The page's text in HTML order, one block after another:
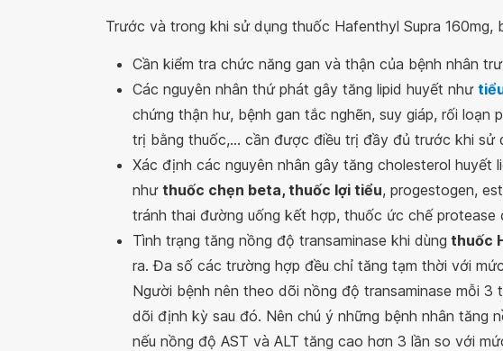
Trước và trong khi sử dụng thuốc Hafenthyl Supra 160mg,
Cần kiểm tra chức năng gan và thận của bệnh nhân
Các nguyên nhân thứ phát gây tăng lipid huyết như
chứng thận hư, bệnh gan tắc nghẽn, suy giáp, rối loạn
trị bằng thuốc,... cần được điều trị đầy đủ trước khi sử
Xác định các nguyên nhân gây tăng cholesterol huyết
như thuốc chẹn beta, thuốc lợi tiểu, progestogen,
tránh thai đường uống kết hợp, thuốc ức chế
Tình trạng tăng nồng độ transaminase khi dùng thuốc
ra. Đa số các trường hợp đều chỉ tăng tạm thời với
Người bệnh nên theo dõi nồng độ transaminase mỗi 3
dõi định kỳ sau đó. Nên chú ý những bệnh nhân tăng
nếu nồng độ AST và ALT tăng cao hơn 3 lần so với